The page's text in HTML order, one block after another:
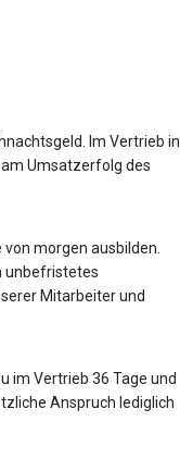
Im Vertrieb in
Umsatzerfolg des
morgen ausbilden.
unbefristetes
Mitarbeiter und
im Vertrieb 36 Tage und
Anspruch lediglich